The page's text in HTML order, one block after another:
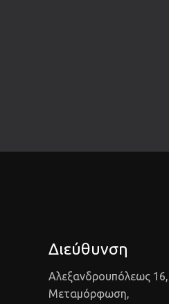
Διεύθυνση
Αλεξανδρουπόλεως 16,
Μεταμόρφωση,